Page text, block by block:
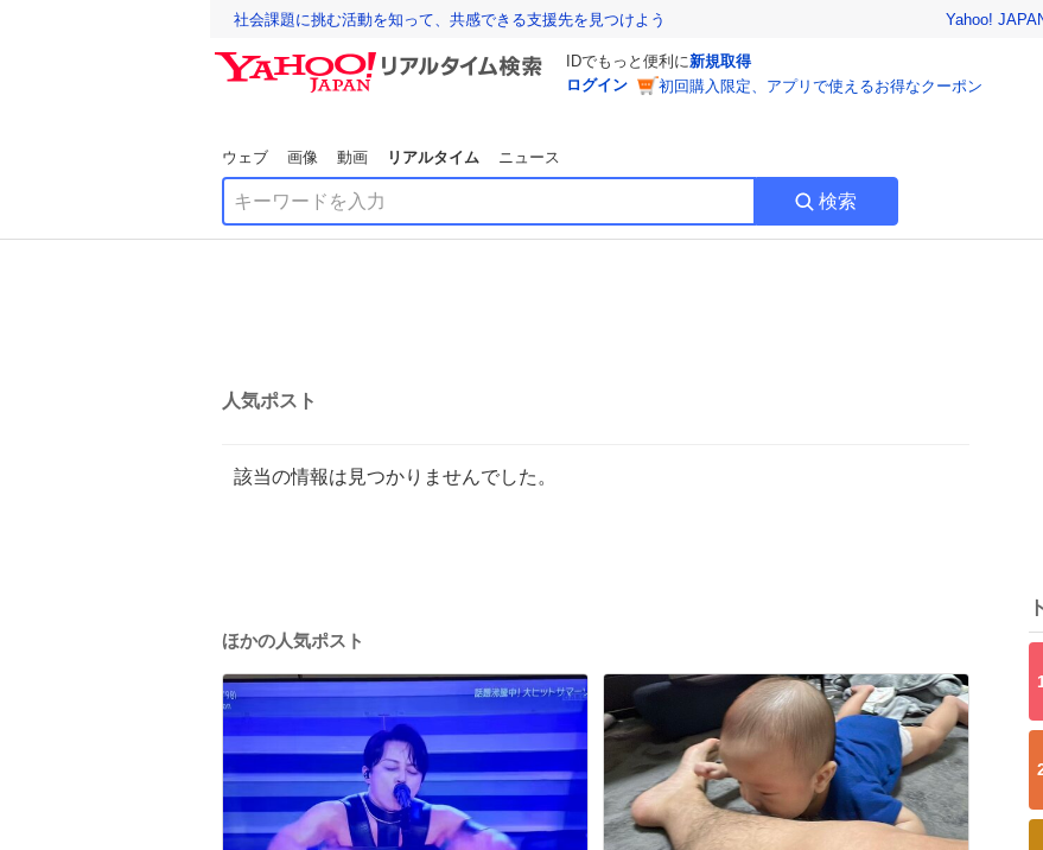
社会課題に挑む活動を知って、共感できる支援先を見つけよう Yahoo!
IDでもっと便利に新規取得
ログイン
初回購入限定、アプリで使えるお得なクーポン
ウェブ 画像 動画 リアルタイム ニュース
検索
人気ポスト
該当の情報は見つかりませんでした。
ほかの人気ポスト